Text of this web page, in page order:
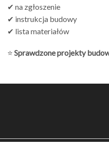
✔ na zgłoszenie
✔ instrukcja budowy
✔ lista materiałów
⭐ Sprawdzone projekty